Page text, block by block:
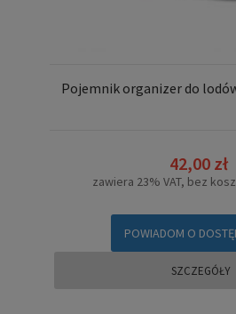
Pojemnik organizer do
42,00 zł
zawiera 23% VAT, bez
POWIADOM O
SZCZEGÓŁY